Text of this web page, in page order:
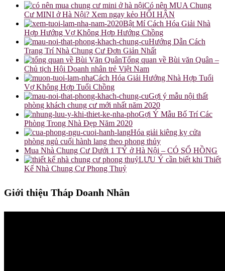
Có nên MUA Chung
Cư MINI ở Hà Nội? Xem ngay kẻo HỐI HẬN
Bật Mí Cách Hóa Giải Nhà
Hợp Hướng Vợ Không Hợp Hướng Chồng
Hướng Dẫn Cách
Trang Trí Nhà Chung Cư Đơn Giản Nhất
Tổng quan về Bùi văn Quân –
Chủ tịch Hội Doanh nhân trẻ Việt Nam
Cách Hóa Giải Hướng Nhà Hợp Tuổi
Vợ Không Hợp Tuổi Chồng
Gợi ý mẫu nội thất
phòng khách chung cư mới nhất năm 2020
Gợi Ý Mẫu Bố Trí Các
Phòng Trong Nhà Đẹp Năm 2020
Hóa giải kiêng kỵ cửa
phòng ngủ cuối hành lang theo phong thủy
Mua Nhà Chung Cư Dưới 1 TỶ ở Hà Nội – CÓ SỔ HỒNG
LƯU Ý cần biết khi Thiết
Kế Nhà Chung Cư Phong Thuỷ
Giới thiệu Tháp Doanh Nhân